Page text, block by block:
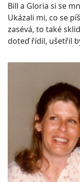
Bill a Gloria si se
Ukázali mi, co se
zasévá, to také
doteď řídil, ušetřil